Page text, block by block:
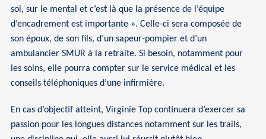
soi, sur le mental et c’est là que la présence de l’équipe
d’encadrement est importante ». Celle-ci sera composée de
son époux, de son fils, d’un sapeur-pompier et d’un
ambulancier SMUR à la retraite. Si besoin, notamment pour
les soins, elle pourra compter sur le service médical et les
conseils téléphoniques d’une infirmière.
En cas d’objectif atteint, Virginie Top continuera d’exercer sa
passion pour les longues distances notamment sur les trails,